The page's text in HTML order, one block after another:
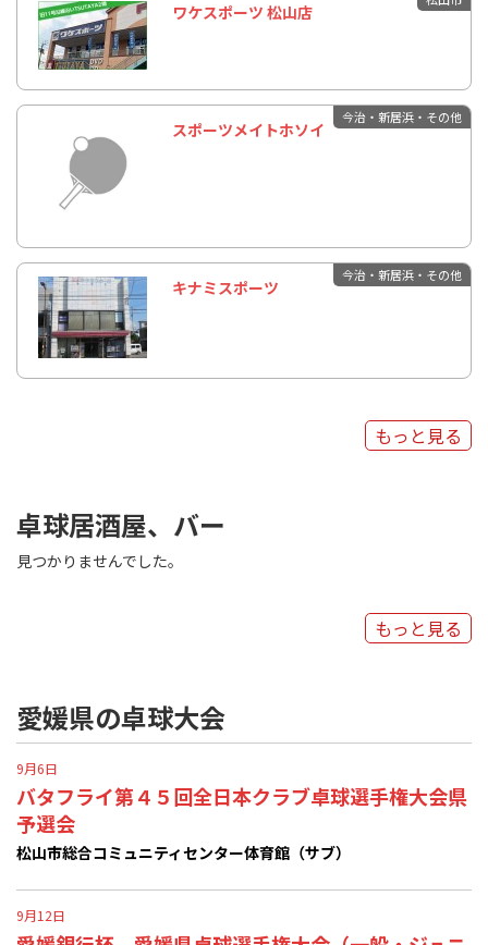
ワケスポーツ 松山店
今治・新居浜・その他
スポーツメイトホソイ
今治・新居浜・その他
キナミスポーツ
もっと見る
卓球居酒屋、バー
見つかりませんでした。
もっと見る
愛媛県の卓球大会
9月6日
バタフライ第４５回全日本クラブ卓球選手権大会県
予選会
松山市総合コミュニティセンター体育館（サブ）
9月12日